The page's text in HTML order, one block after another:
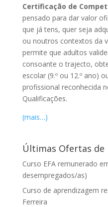
Certificação de
pensado para dar valor
que já tens, quer seja
ou noutros contextos da
permite que adultos
consoante o trajecto,
escolar (9.º ou 12.º ano)
profissional reconhecida
Qualificações.
(mais…)
Últimas Ofertas de
Curso EFA remunerado
desempregados/as)
Curso de aprendizagem
Ferreira